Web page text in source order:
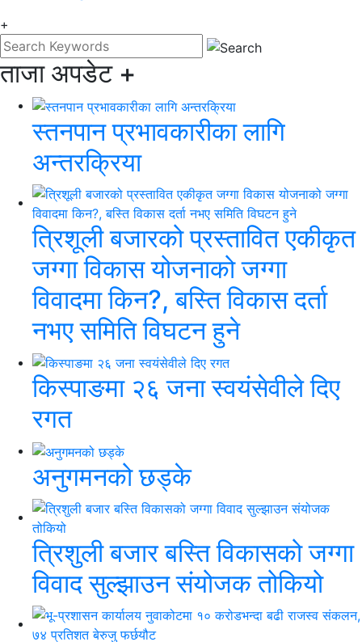
+
ताजा अपडेट +
स्तनपान प्रभावकारीका लागि
अन्तरक्रिया
त्रिशूली बजारको प्रस्तावित एकीकृत
जग्गा विकास योजनाको जग्गा
विवादमा किन?, बस्ति विकास दर्ता
नभए समिति विघटन हुने
किस्पाङमा २६ जना स्वयंसेवीले दिए
रगत
अनुगमनको छड्के
त्रिशुली बजार बस्ति विकासको जग्गा
विवाद सुल्झाउन संयोजक तोकियो